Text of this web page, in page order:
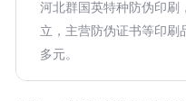
河北群国英特种防伪印刷
立，主营防伪证书等印刷
多元。